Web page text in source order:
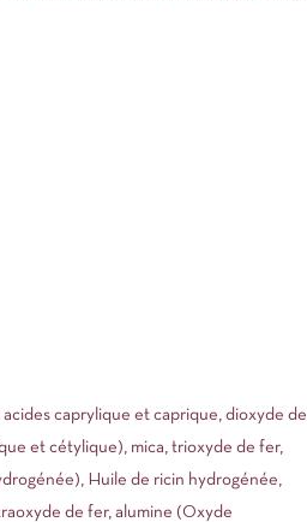
caprylique et caprique, dioxyde de
et cétylique), mica, trioxyde de fer,
Huile de ricin hydrogénée,
de fer, alumine (Oxyde